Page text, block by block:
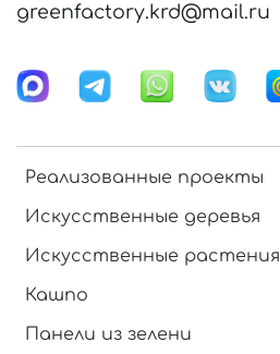
Реализованные проекты
Искусственные деревья
Искусственные растения
Кашпо
Панели из зелени
greenfactory.krd@mail.ru